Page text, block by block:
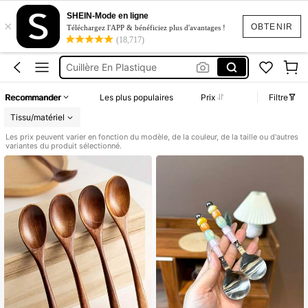
OBTENIR
×
SHEIN-Mode en ligne
Téléchargez l'APP & bénéficiez plus d'avantages !
(18,717)
Cuillère En Bois
Cuillere En Bois
Cuillère En Plastique
Scoop
Recommander Les plus populaires Prix
Filtre
Tissu/matériel
Les prix peuvent varier en fonction du modèle, de la couleur, de la taille ou d'autres
variantes du produit sélectionné.